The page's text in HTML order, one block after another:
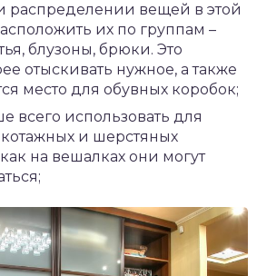
распределении вещей в этой
их по группам –
блузоны, брюки. Это
отыскивать нужное, а также
место для обувных коробок;
всего использовать для
и шерстяных
на вешалках они могут